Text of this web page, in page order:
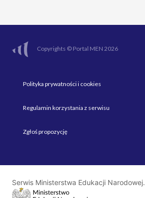
Copyrights © Portal MEN 2026
Polityka prywatności i cookies
Regulamin korzystania z serwisu
Zgłoś propozycję
Serwis Ministerstwa Edukacji Narodowej.